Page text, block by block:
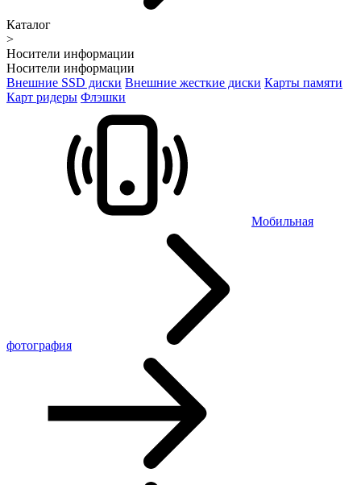
Каталог
>
Носители информации
Носители информации
Внешние SSD диски Внешние жесткие диски Карты памяти
Карт ридеры Флэшки
Мобильная
фотография